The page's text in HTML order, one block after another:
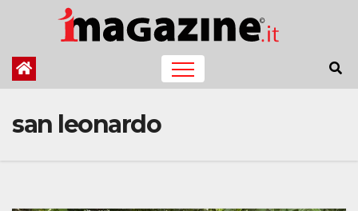
contenuto
san leonardo